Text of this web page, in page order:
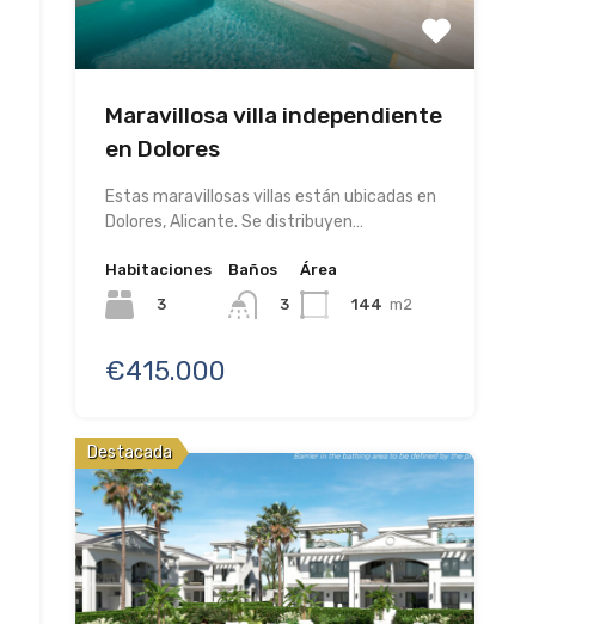
Maravillosa villa independiente
en Dolores
Estas maravillosas villas están ubicadas en
Dolores, Alicante. Se distribuyen…
Habitaciones
3
Baños
3
Área
144 m2
€415.000
Destacada